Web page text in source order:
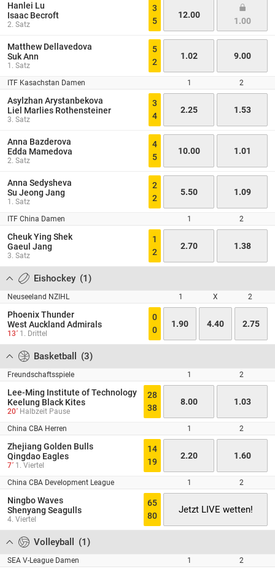
Hanlei Lu
Isaac Becroft
2. Satz
3
5
12.00
1.00
Matthew Dellavedova
Suk Ann
1. Satz
5
2
1.02 9.00
ITF Kasachstan Damen 1 2
Asylzhan Arystanbekova
Liel Marlies Rothensteiner
3. Satz
3
4
2.25 1.53
Anna Bazderova
Edda Mamedova
2. Satz
4
5
10.00 1.01
Anna Sedysheva
Su Jeong Jang
1. Satz
2
2
5.50 1.09
ITF China Damen 1 2
Cheuk Ying Shek
Gaeul Jang
3. Satz
1
2
2.70 1.38
Eishockey (1)
Neuseeland NZIHL 1 X 2
Phoenix Thunder
West Auckland Admirals
13´ 1. Drittel
0
0
1.90 4.40 2.75
Basketball (3)
Freundschaftsspiele 1 2
Lee-Ming Institute of Technology
Keelung Black Kites
20´ Halbzeit Pause
28
38
8.00 1.03
China CBA Herren 1 2
Zhejiang Golden Bulls
Qingdao Eagles
7´ 1. Viertel
14
19
2.20 1.60
China CBA Development League 1 2
Ningbo Waves
Shenyang Seagulls
4. Viertel
65
80
Jetzt LIVE wetten!
Volleyball (1)
SEA V-League Damen 1 2